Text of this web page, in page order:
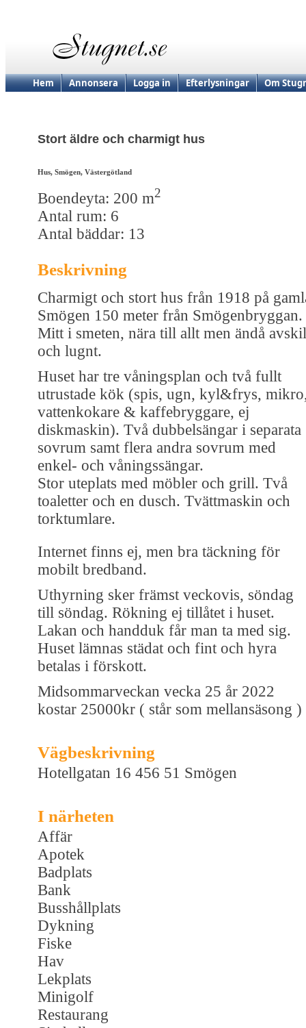
Hem Annonsera Logga in Efterlysningar Om
Stort äldre och charmigt hus
Hus, Smögen, Västergötland
Boendeyta: 200 m2
Antal rum: 6
Antal bäddar: 13
Beskrivning
Charmigt och stort hus från 1918 på
Smögen 150 meter från Smögenbryggan.
Mitt i smeten, nära till allt men ändå
och lugnt.
Huset har tre våningsplan och två fullt
utrustade kök (spis, ugn, kyl&frys,
vattenkokare & kaffebryggare, ej
diskmaskin). Två dubbelsängar i separata
sovrum samt flera andra sovrum med
enkel- och våningssängar.
Stor uteplats med möbler och grill. Två
toaletter och en dusch. Tvättmaskin och
torktumlare.
Internet finns ej, men bra täckning för
mobilt bredband.
Uthyrning sker främst veckovis, söndag
till söndag. Rökning ej tillåtet i huset.
Lakan och handduk får man ta med sig.
Huset lämnas städat och fint och hyra
betalas i förskott.
Midsommarveckan vecka 25 år 2022
kostar 25000kr ( står som mellansäsong )
Vägbeskrivning
Hotellgatan 16 456 51 Smögen
I närheten
Affär
Apotek
Badplats
Bank
Busshållplats
Dykning
Fiske
Hav
Lekplats
Minigolf
Restaurang